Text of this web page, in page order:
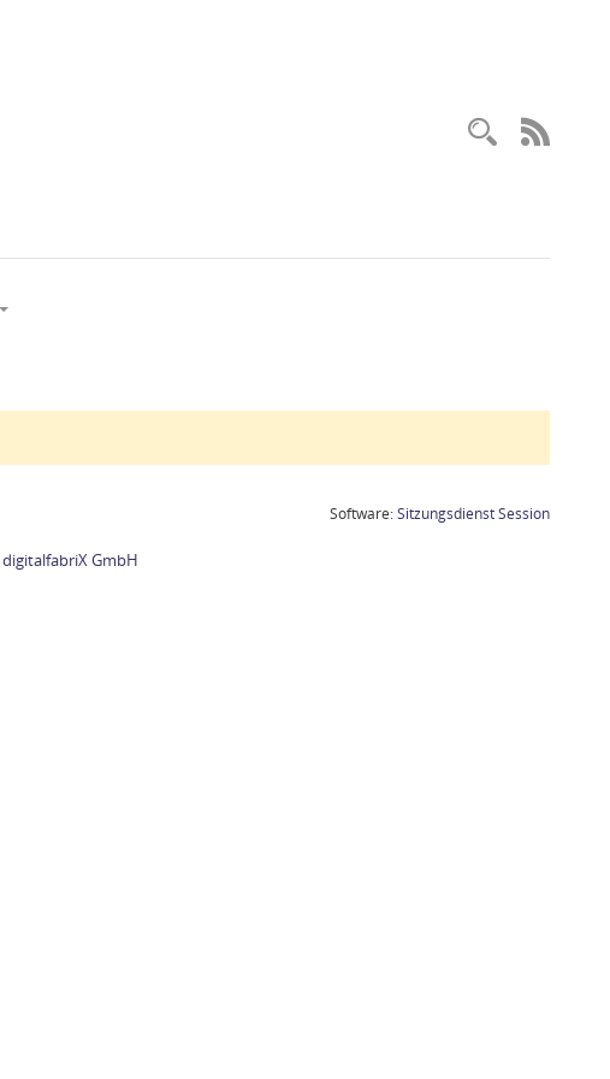
Software:SitzungsdienstSession(Wird in
digitalfabriX GmbH